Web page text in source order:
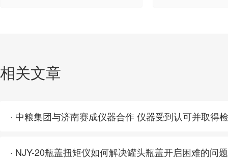
相关文章
· 中粮集团与济南赛成仪器合作 仪器受到认可并取得
· NJY-20瓶盖扭矩仪如何解决罐头瓶盖开启困难的问题